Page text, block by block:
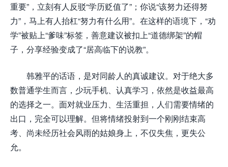
重要”，立刻有人反驳“学历贬值了”；你说“该努力还得努
力”，马上有人抬杠“努力有什么用”。在这样的语境下，“劝
学”被贴上“爹味”标签，善意建议被扣上“道德绑架”的帽
子，分享经验变成了“居高临下的说教”。
韩雅平的话语，是对同龄人的真诚建议。对于绝大多
数普通学生而言，少玩手机、认真学习，依然是收益最高
的选择之一。面对就业压力、生活重担，人们需要情绪的
出口，完全可以理解。但将情绪投射到一个刚刚结束高
考、尚未经历社会风雨的姑娘身上，不仅失焦，更失公
允。